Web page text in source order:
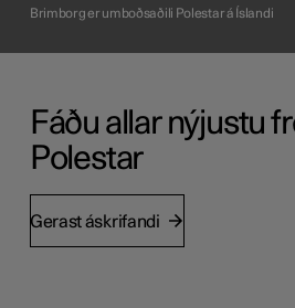
Brimborg er umboðsaðili Polestar á Íslandi
Fáðu allar nýjustu
Polestar
Gerast áskrifandi